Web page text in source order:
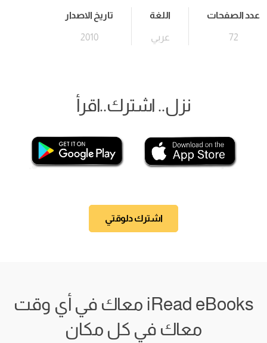
عدد الصفحات
72
اللغة
عربي
تاريخ الاصدار
2010
نزل.. اشترك..اقرأ
اشترك دلوقتي
iRead eBooks معاك في أي وقت
معاك في كل مكان